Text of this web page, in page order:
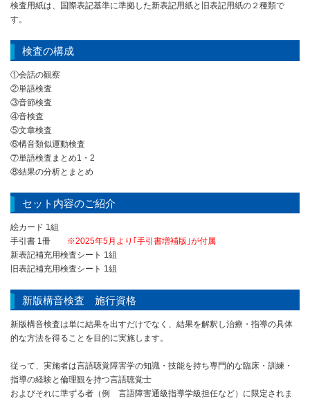
検査用紙は、国際表記基準に準拠した新表記用紙と旧表記用紙の２種類で
す。
検査の構成
①会話の観察
②単語検査
③音節検査
④音検査
⑤文章検査
⑥構音類似運動検査
⑦単語検査まとめ1・2
⑧結果の分析とまとめ
セット内容のご紹介
絵カード 1組
手引書 1冊 ※2025年5月より｢手引書増補版｣が付属
新表記補充用検査シート 1組
旧表記補充用検査シート 1組
新版構音検査 施行資格
新版構音検査は単に結果を出すだけでなく、結果を解釈し治療・指導の具体
的な方法を得ることを目的に実施します。
従って、実施者は言語聴覚障害学の知識・技能を持ち専門的な臨床・訓練・
指導の経験と倫理観を持つ言語聴覚士
およびそれに準ずる者（例 言語障害通級指導学級担任など）に限定されま